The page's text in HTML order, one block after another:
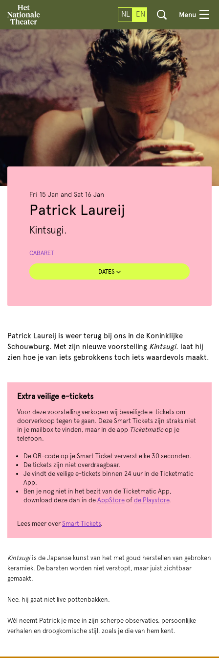
NL EN Menu
Patrick Laureij
Kintsugi.
Fri 15 Jan and Sat 16 Jan
CABARET
DATES
Patrick Laureij is weer terug bij ons in de Koninklijke
Schouwburg. Met zijn nieuwe voorstelling Kintsugi. laat hij
zien hoe je van iets gebrokkens toch iets waardevols maakt.
Kintsugiis de Japanse kunst van het met goud herstellen van gebroken
keramiek. De barsten worden niet verstopt, maar juist zichtbaar
gemaakt.
Nee, hij gaat niet live pottenbakken.
Wél neemt Patrick je mee in zijn scherpe observaties, persoonlijke
verhalen en droogkomische stijl, zoals je die van hem kent.
Extra veilige e-tickets
Voor deze voorstelling verkopen wij beveiligde e-tickets om
doorverkoop tegen te gaan. Deze Smart Tickets zijn straks niet
in je mailbox te vinden, maar in de app Ticketmaticop je
telefoon.
De QR-code op je Smart Ticket ververst elke 30 seconden.
De tickets zijn niet overdraagbaar.
Je vindt de veilige e-tickets binnen 24 uur in de Ticketmatic
App.
Ben je nog niet in het bezit van de Ticketmatic App,
download deze dan in deAppStore ofde Playstore.
Lees meer over Smart Tickets.